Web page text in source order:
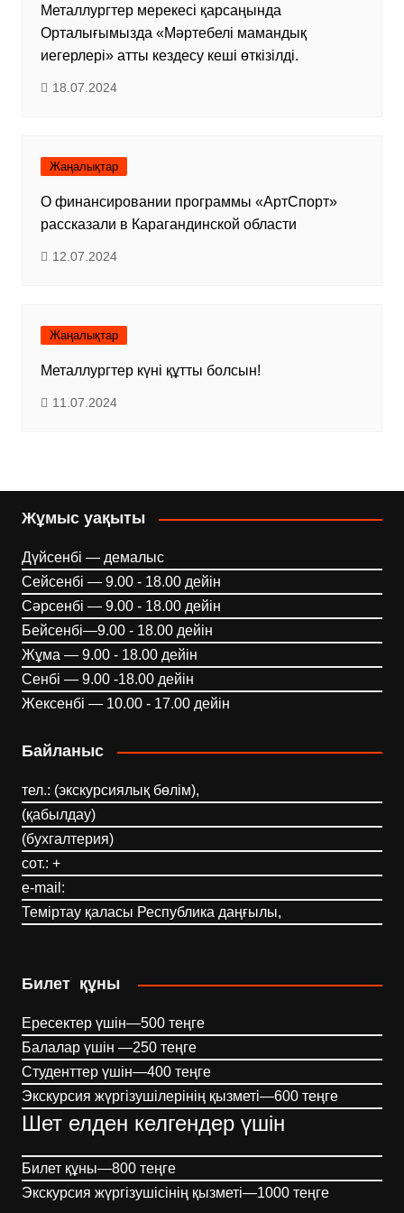
Металлургтер мерекесі қарсаңында
Орталығымызда «Мәртебелі мамандық
иегерлері» атты кездесу кеші өткізілді.
18.07.2024
Жаңалықтар
О финансировании программы «АртСпорт»
рассказали в Карагандинской области
12.07.2024
Жаңалықтар
Металлургтер күні құтты болсын!
11.07.2024
Жұмыс уақыты
Дүйсенбі — демалыс
Сейсенбі — 9.00 - 18.00 дейін
Сәрсенбі — 9.00 - 18.00 дейін
Бейсенбі—9.00 - 18.00 дейін
Жұма — 9.00 - 18.00 дейін
Сенбі — 9.00 -18.00 дейін
Жексенбі — 10.00 - 17.00 дейін
Байланыс
тел.: (экскурсиялық бөлім),
(қабылдау)
(бухгалтерия)
сот.: +
e-mail:
Теміртау қаласы Республика даңғылы,
Билет құны
Ересектер үшін—500 теңге
Балалар үшін —250 теңге
Студенттер үшін—400 теңге
Экскурсия жүргізушілерінің қызметі—600 теңге
Шет елден келгендер үшін
Билет құны—800 теңге
Экскурсия жүргізушісінің қызметі—1000 теңге